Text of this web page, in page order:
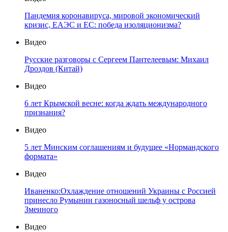
Пандемия коронавируса, мировой экономический
кризис, ЕАЭС и ЕС: победа изоляционизма?
Видео
Русские разговоры с Сергеем Пантелеевым: Михаил
Дроздов (Китай)
Видео
6 лет Крымской весне: когда ждать международного
признания?
Видео
5 лет Минским соглашениям и будущее «Нормандского
формата»
Видео
Иваненко:Охлаждение отношений Украины с Россией
принесло Румынии газоносный шельф у острова
Змеиного
Видео